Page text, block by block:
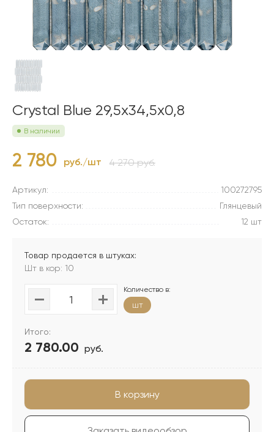
Crystal Blue 29,5x34,5x0,8
В наличии
2 780 руб./шт 4 270 руб.
Артикул:
100272795
Тип поверхности:
Глянцевый
Остаток:
12 шт
Товар продается в штуках:
Шт в кор: 10
Количество в:
шт
Итого:
2 780.00 руб.
В корзину